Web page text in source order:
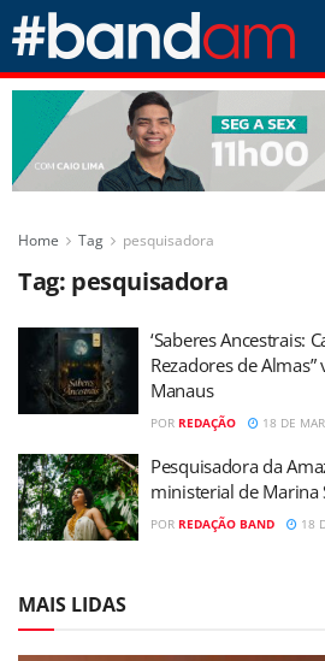
Home Tag pesquisadora
Tag: pesquisadora
‘Saberes Ancestrais:
Rezadores de
Manaus
POR REDAÇÃO 18 DE
Pesquisadora da
ministerial de Marina
POR REDAÇÃO BAND 18
MAIS LIDAS